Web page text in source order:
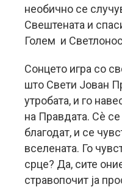
необично се
Свештената и
Голем и
Сонцето игра со
што Свети Јован
утробата, и го
на Правдата. Сè
благодат, и се
вселената. Го
срце? Да, сите
стравопочит ја